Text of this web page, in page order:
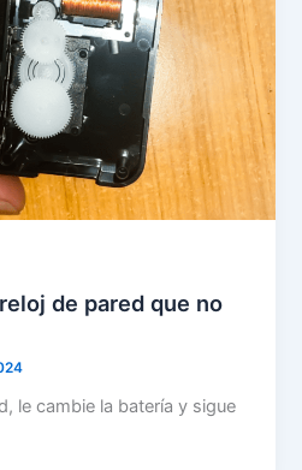
de pared que no
le cambie la batería y sigue